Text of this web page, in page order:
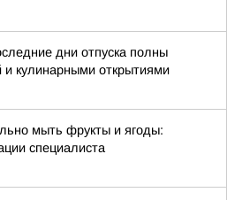
дни отпуска полны
кулинарными открытиями
мыть фрукты и ягоды:
специалиста